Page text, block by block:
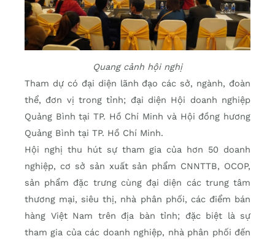
Quang cảnh hội nghị
Tham dự có đại diện lãnh đạo các sở, ngành, đoàn
thể, đơn vị trong tỉnh; đại diện Hội doanh nghiệp
Quảng Bình tại TP. Hồ Chí Minh và Hội đồng hương
Quảng Bình tại TP. Hồ Chí Minh.
Hội nghị thu hút sự tham gia của hơn 50 doanh
nghiệp, cơ sở sản xuất sản phẩm CNNTTB, OCOP,
sản phẩm đặc trưng cùng đại diện các trung tâm
thương mại, siêu thị, nhà phân phối, các điểm bán
hàng Việt Nam trên địa bàn tỉnh; đặc biệt là sự
tham gia của các doanh nghiệp, nhà phân phối đến